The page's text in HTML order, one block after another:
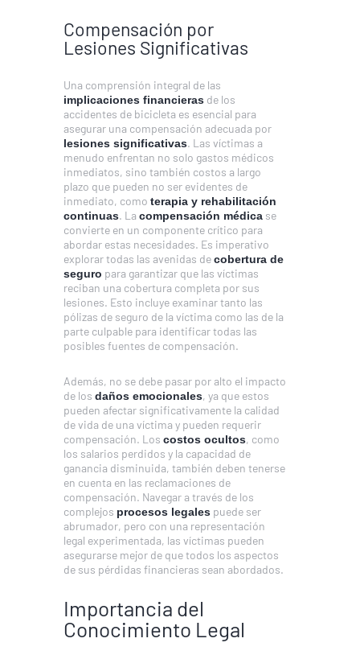
Compensación por
Lesiones Significativas
Una comprensión integral de las
implicaciones financieras de los
accidentes de bicicleta es esencial para
asegurar una compensación adecuada por
lesiones significativas. Las víctimas a
menudo enfrentan no solo gastos médicos
inmediatos, sino también costos a largo
plazo que pueden no ser evidentes de
inmediato, como terapia y rehabilitación
continuas. La compensación médica se
convierte en un componente crítico para
abordar estas necesidades. Es imperativo
explorar todas las avenidas decobertura de
seguro para garantizar que las víctimas
reciban una cobertura completa por sus
lesiones. Esto incluye examinar tanto las
pólizas de seguro de la víctima como las de la
parte culpable para identificar todas las
posibles fuentes de compensación.
Además, no se debe pasar por alto el impacto
de los daños emocionales, ya que estos
pueden afectar significativamente la calidad
de vida de una víctima y pueden requerir
compensación. Los costos ocultos, como
los salarios perdidos y la capacidad de
ganancia disminuida, también deben tenerse
en cuenta en las reclamaciones de
compensación. Navegar a través de los
complejos procesos legales puede ser
abrumador, pero con una representación
legal experimentada, las víctimas pueden
asegurarse mejor de que todos los aspectos
de sus pérdidas financieras sean abordados.
Importancia del
Conocimiento Legal